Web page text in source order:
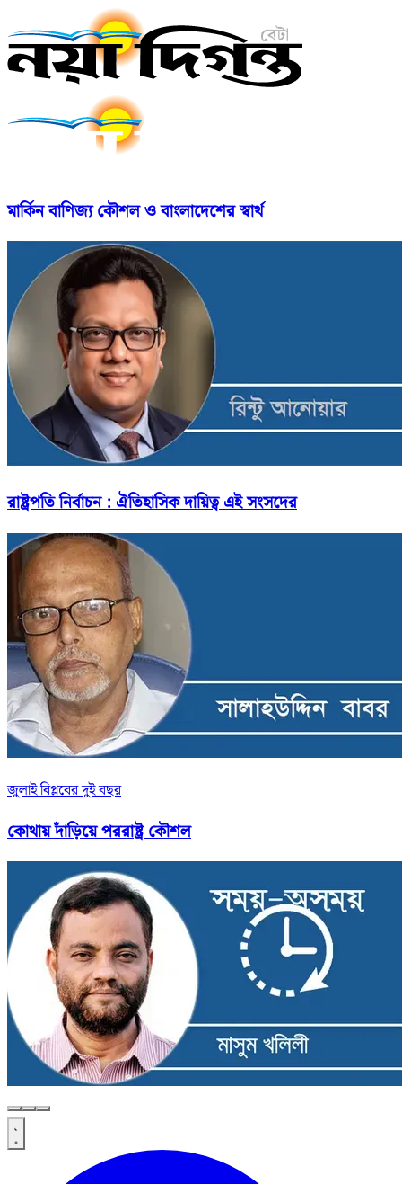
মার্কিন বাণিজ্য কৌশল ও বাংলাদেশের স্বার্থ
রাষ্ট্রপতি নির্বাচন : ঐতিহাসিক দায়িত্ব এই সংসদের
জুলাই বিপ্লবের দুই বছর
কোথায় দাঁড়িয়ে পররাষ্ট্র কৌশল